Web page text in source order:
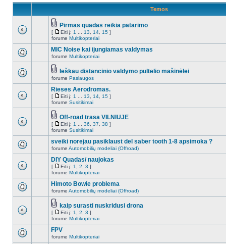
Temos
Pirmas quadas reikia patarimo
[ Eiti į: 1 13 14 15 ]
forume Multikopteriai
MIC Noise kai ijungiamas valdymas
forume Multikopteriai
Ieškau distancinio valdymo pultelio mašinėlei
forume Paslaugos
Rieses Aerodromas.
[ Eiti į: 1 13 14 15 ]
forume Susitikimai
Off-road trasa VILNIUJE
[ Eiti į: 1 36 37 38 ]
forume Susitikimai
sveiki norejau pasiklaust del saber tooth 1-8 apsimoka ?
forume Automobilių modeliai (Offroad)
DIY Quadas/ naujokas
[ Eiti į: 1 2 3 ]
forume Multikopteriai
Himoto Bowie problema
forume Automobilių modeliai (Offroad)
kaip surasti nuskridusi drona
[ Eiti į: 1 2 3 ]
forume Multikopteriai
FPV
forume Multikopteriai